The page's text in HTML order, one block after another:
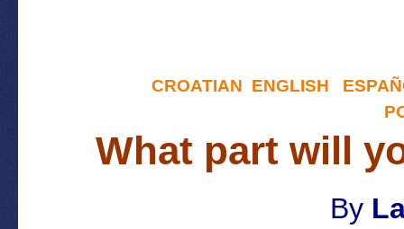
CROATIAN ENGLISH
What part will
By